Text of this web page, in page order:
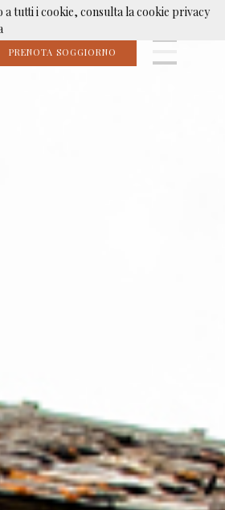
PRENOTA SOGGIORNO
tutti i cookie, consulta la cookie privacy